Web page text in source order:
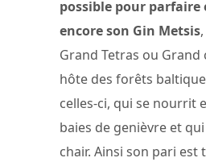
possible pour parfaire
encore son Gin Metsis
Grand Tetras ou Grand
hôte des forêts
celles-ci, qui se nourrit
baies de genièvre et
chair. Ainsi son pari est